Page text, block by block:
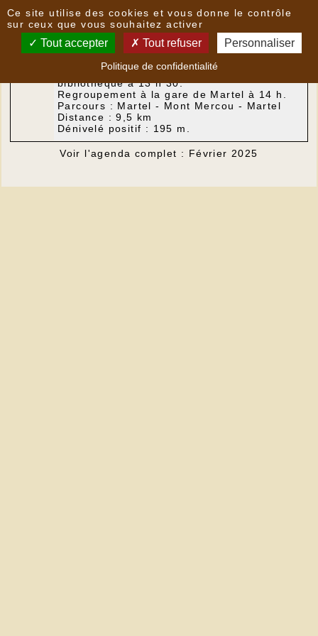
Agenda du Lundi 03 Février 2025
Rendez-vous pour covoiturage à la
bibliothèque à 13 h 30.
Regroupement à la gare de Martel à 14 h.
Parcours : Martel - Mont Mercou - Martel
Distance : 9,5 km
Dénivelé positif : 195 m.
Voir l'agenda complet : Février 2025
Ce site utilise des cookies et vous donne le contrôle
sur ceux que vous souhaitez activer
Tout accepter Tout refuser Personnaliser
Politique de confidentialité